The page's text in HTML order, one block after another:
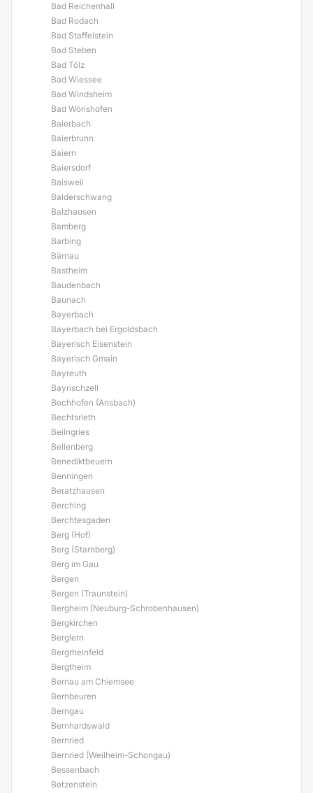
Bad Reichenhall
Bad Rodach
Bad Staffelstein
Bad Steben
Bad Tölz
Bad Wiessee
Bad Windsheim
Bad Wörishofen
Baierbach
Baierbrunn
Baiern
Baiersdorf
Baisweil
Balderschwang
Balzhausen
Bamberg
Barbing
Bärnau
Bastheim
Baudenbach
Baunach
Bayerbach
Bayerbach bei Ergoldsbach
Bayerisch Eisenstein
Bayerisch Gmain
Bayreuth
Bayrischzell
Bechhofen (Ansbach)
Bechtsrieth
Beilngries
Bellenberg
Benediktbeuern
Benningen
Beratzhausen
Berching
Berchtesgaden
Berg (Hof)
Berg (Starnberg)
Berg im Gau
Bergen
Bergen (Traunstein)
Bergheim (Neuburg-Schrobenhausen)
Bergkirchen
Berglern
Bergrheinfeld
Bergtheim
Bernau am Chiemsee
Bernbeuren
Berngau
Bernhardswald
Bernried
Bernried (Weilheim-Schongau)
Bessenbach
Betzenstein